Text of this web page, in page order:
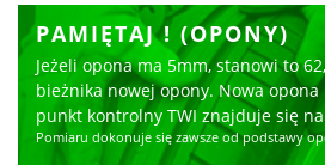
PAMIĘTAJ ! (OPONY)
Jeżeli opona ma 5mm, stanowi to
bieżnika nowej opony. Nowa opona
punkt kontrolny TWI znajduje się
Pomiaru dokonuje się zawsze od podstawy